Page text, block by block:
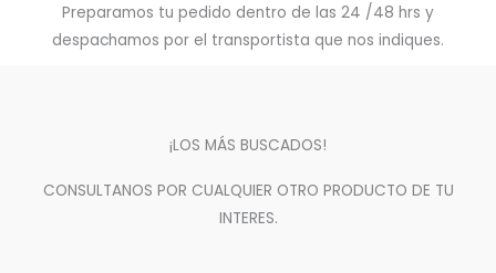
Preparamos tu pedido dentro de las 24 /48 hrs y
despachamos por el transportista que nos indiques.
¡LOS MÁS BUSCADOS!
CONSULTANOS POR CUALQUIER OTRO PRODUCTO DE TU
INTERES.